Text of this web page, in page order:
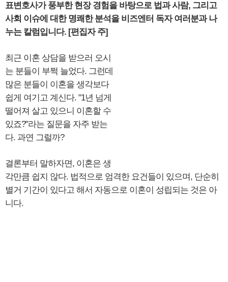
표변호사가 풍부한 현장 경험을 바탕으로 법과 사람, 그리고
사회 이슈에 대한 명쾌한 분석을 비즈엔터 독자 여러분과 나
누는 칼럼입니다. [편집자 주]
최근 이혼 상담을 받으러 오시
는 분들이 부쩍 늘었다. 그런데
많은 분들이 이혼을 생각보다
쉽게 여기고 계신다. "1년 넘게
떨어져 살고 있으니 이혼할 수
있죠?"라는 질문을 자주 받는
다. 과연 그럴까?
결론부터 말하자면, 이혼은 생
각만큼 쉽지 않다. 법적으로 엄격한 요건들이 있으며, 단순히
별거 기간이 있다고 해서 자동으로 이혼이 성립되는 것은 아
니다.